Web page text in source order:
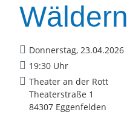
Wäldern
Donnerstag, 23.04.2026
19:30 Uhr
Theater an der Rott
Theaterstraße 1
84307 Eggenfelden